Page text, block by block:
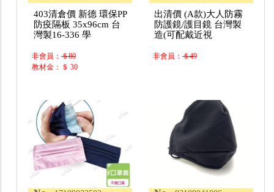
403清倉價 新德 環保PP
防疫隔板 35x96cm 台
灣製16-336 學
非會員：＄80
教材金：＄ 30
出清價 (A款)大人防霧
防護鏡/護目鏡 台灣製
造(可配戴近視
非會員：＄49